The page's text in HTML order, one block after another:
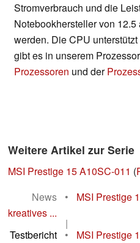
Stromverbrauch und die
Notebookhersteller von
werden. Die CPU
gibt es in unserem
Prozessoren und der
Weitere Artikel zur Serie
MSI Prestige 15 A10SC-011 (
News
•
MSI Prestige
kreatives ...
|
Testbericht
•
MSI Prestige